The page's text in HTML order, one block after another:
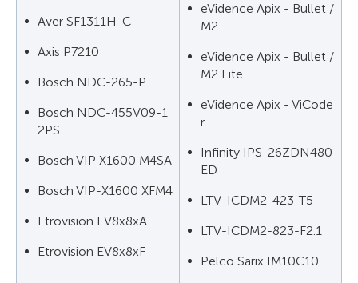
Aver SF1311H-C
Axis P7210
Bosch NDC-265-P
Bosch NDC-455V09-1
2PS
Bosch VIP X1600 M4SA
Bosch VIP-X1600 XFM4
Etrovision EV8x8xA
Etrovision EV8x8xF
eVidence Apix - Bullet /
M2
eVidence Apix - Bullet /
M2 Lite
eVidence Apix - ViCode
r
Infinity IPS-26ZDN480
ED
LTV-ICDM2-423-T5
LTV-ICDM2-823-F2.1
Pelco Sarix IM10C10